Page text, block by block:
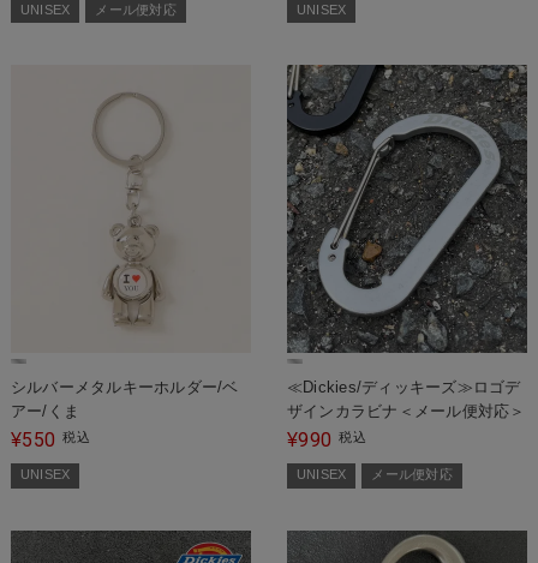
UNISEX メール便対応 UNISEX
シルバーメタルキーホルダー/ベ
アー/くま
¥550 税込
UNISEX
≪Dickies/ディッキーズ≫ロゴデ
ザインカラビナ＜メール便対応＞
¥990 税込
UNISEX メール便対応